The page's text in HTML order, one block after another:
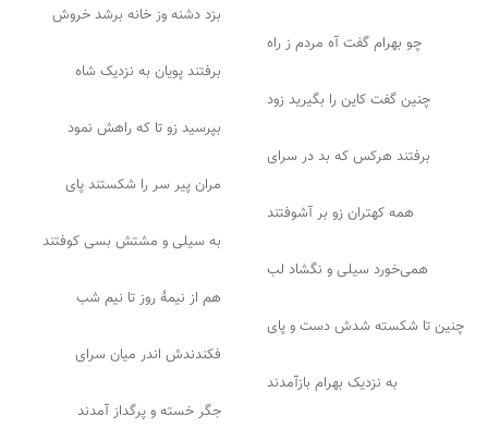
بزد دشنه وز خانه برشد خروش
چو بهرام گفت آه مردم ز راه
برفتند پویان به نزدیک شاه
چنین گفت کاین را بگیرید زود
بپرسید زو تا که راهش نمود
برفتند هرکس که بد در سرای
مران پیر سر را شکستند پای
همه کهتران زو بر آشوفتند
به سیلی و مشتش بسی کوفتند
همی‌خورد سیلی و نگشاد لب
هم از نیمهٔ روز تا نیم شب
چنین تا شکسته شدش دست و پای
فکندندش اندر میان سرای
به نزدیک بهرام بازآمدند
جگر خسته و پرگداز آمدند